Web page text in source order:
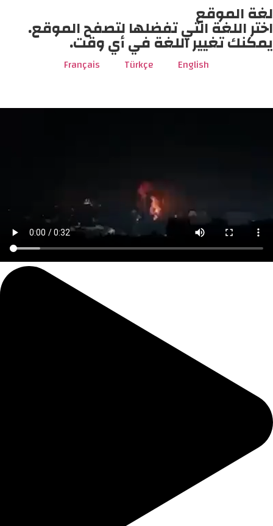
لغة الموقع
اختر اللغة التي تفضلها لتصفح الموقع.
يمكنك تغيير اللغة في أي وقت.
English
Türkçe
Français